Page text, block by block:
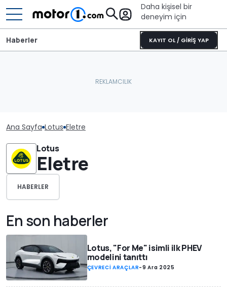
Daha kişisel bir
deneyim için
KAYIT OL / GİRİŞ YAP
Haberler
Ana Sayfa Lotus Eletre
Lotus
Eletre
HABERLER
En son haberler
Lotus, "For Me" isimli ilk PHEV
modelini tanıttı
ÇEVRECİ ARAÇLAR-9 Ara 2025